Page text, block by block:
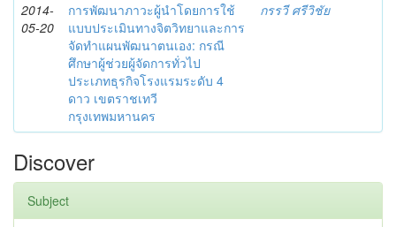
2014-
05-20
การพัฒนาภาวะผู้นำโดยการใช้
แบบประเมินทางจิตวิทยาและการ
จัดทำแผนพัฒนาตนเอง: กรณี
ศึกษาผู้ช่วยผู้จัดการทั่วไป
ประเภทธุรกิจโรงแรมระดับ 4
ดาว เขตราชเทวี
กรุงเทพมหานคร
กรรวี ศรีวิชัย
Discover
Subject